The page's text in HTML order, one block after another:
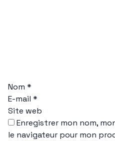
Nom *
E-mail *
Site web
Enregistrer mon nom,
le navigateur pour mon